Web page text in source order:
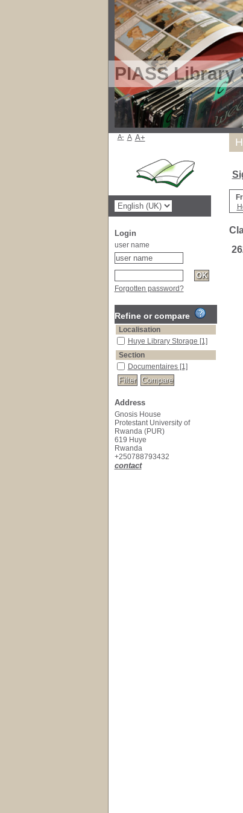
PIASS Library
A- A A+
Login
user name
Forgotten password?
Refine or compare
Localisation
Huye Library Storage [1]
Section
Documentaires [1]
Address
Gnosis House
Protestant University of
Rwanda (PUR)
619 Huye
Rwanda
+250788793432
contact